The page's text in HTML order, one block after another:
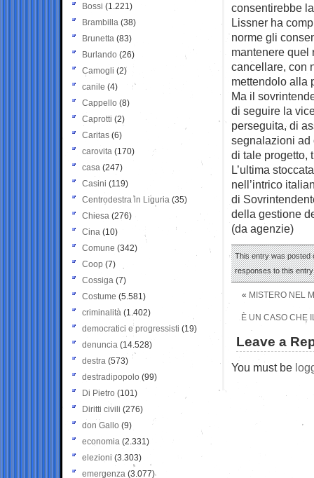
consentirebbe
Lissner ha
norme gli
mantenere quel
cancellare, con
mettendolo alla
Ma il
di seguire la
perseguita, di
segnalazioni ad
di tale progetto,
L’ultima
nell’intrico
di
della gestione
(da agenzie)
This entry was posted
responses to this
« MISTERO NEL
È UN CASO CHE
Leave a
You must be
Bossi (1.221)
Brambilla (38)
Brunetta (83)
Burlando (26)
Camogli (2)
canile (4)
Cappello (8)
Caprotti (2)
Caritas (6)
carovita (170)
casa (247)
Casini (119)
Centrodestra in Liguria (35)
Chiesa (276)
Cina (10)
Comune (342)
Coop (7)
Cossiga (7)
Costume (5.581)
criminalità (1.402)
democratici e progressisti (19)
denuncia (14.528)
destra (573)
destradipopolo (99)
Di Pietro (101)
Diritti civili (276)
don Gallo (9)
economia (2.331)
elezioni (3.303)
emergenza (3.077)